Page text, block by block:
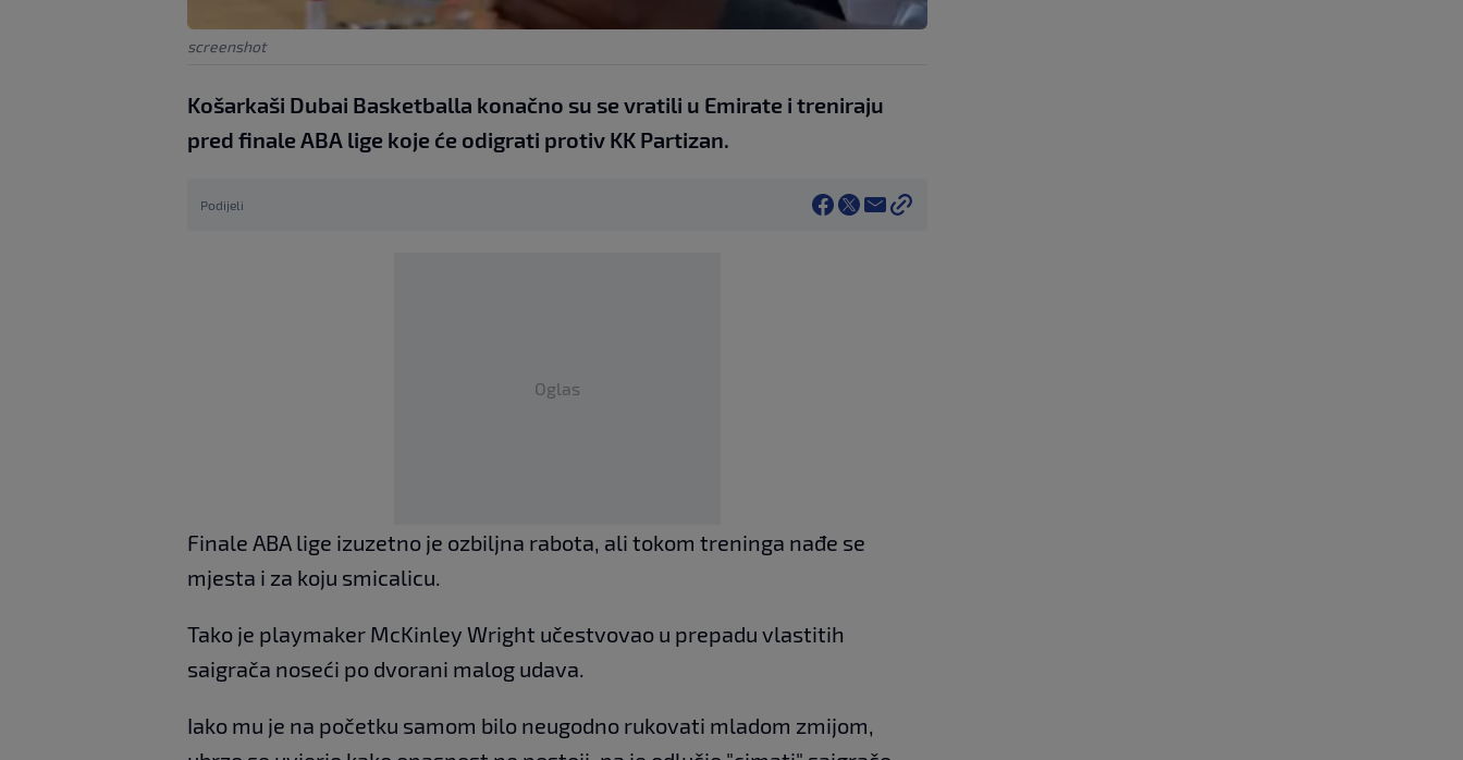
screenshot
Košarkaši Dubai Basketballa konačno su se vratili u Emirate i treniraju
pred finale ABA lige koje će odigrati protiv KK Partizan.
Podijeli
Oglas
Finale ABA lige izuzetno je ozbiljna rabota, ali tokom treninga nađe se
mjesta i za koju smicalicu.
Tako je playmaker McKinley Wright učestvovao u prepadu vlastitih
saigrača noseći po dvorani malog udava.
Iako mu je na početku samom bilo neugodno rukovati mladom zmijom,